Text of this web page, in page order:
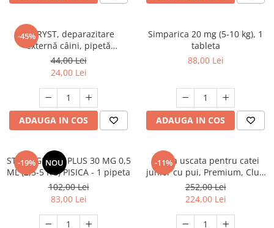
-45%
FYPRYST, deparazitare
externă câini, pipetă
repelentă, L(20 - 40kg), 1 buc
44,00 Lei
24,00 Lei
ADAUGA IN COS
Simparica 20 mg (5-10 kg), 1
tableta
88,00 Lei
ADAUGA IN COS
-19% NOU
STRONGHOLD PLUS 30 MG 0,5
ML (2,5-5 KG) PISICA - 1 pipeta
102,00 Lei
83,00 Lei
-11%
Hrana uscata pentru catei
junior cu pui, Premium, Club
4 Paws, 14 kg
252,00 Lei
224,00 Lei